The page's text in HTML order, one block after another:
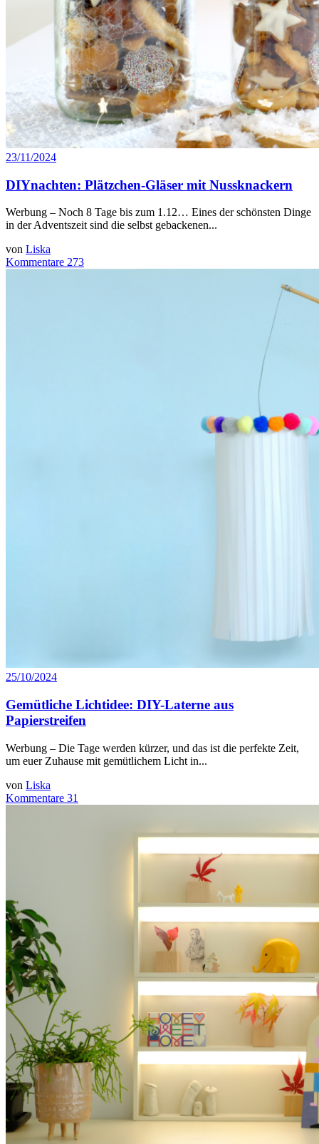
23/11/2024
DIYnachten: Plätzchen-Gläser mit Nussknackern
Werbung – Noch 8 Tage bis zum 1.12… Eines der schönsten Dinge
in der Adventszeit sind die selbst gebackenen...
von Liska
Kommentare 273
25/10/2024
Gemütliche Lichtidee: DIY-Laterne aus
Papierstreifen
Werbung – Die Tage werden kürzer, und das ist die perfekte Zeit,
um euer Zuhause mit gemütlichem Licht in...
von Liska
Kommentare 31